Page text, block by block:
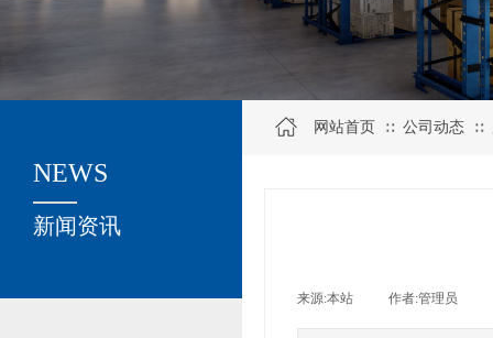
关于我们
新闻资讯
NEWS
网站首页 ∷ 公司动态 ∷
来源:本站 作者:管理员